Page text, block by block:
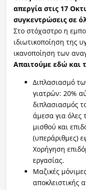
απεργία στις 17
συγκεντρώσεις σε
Στο στόχαστρο η
ιδιωτικοποίηση της
ικανοποίηση των
Απαιτούμε εδώ και
Διπλασιασμό
γιατρών: 20%
διπλασιασμός
άμεσα για όλες
μισθού και
(υπεράριθμες)
Χορήγηση
εργασίας.
Μαζικές
αποκλειστικής